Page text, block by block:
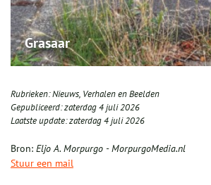
Grasaar
Rubrieken:Nieuws, Verhalen en Beelden
Gepubliceerd:zaterdag 4 juli 2026
Laatste update:zaterdag 4 juli 2026
Bron: Eljo A. Morpurgo - MorpurgoMedia.nl
Stuur een mail